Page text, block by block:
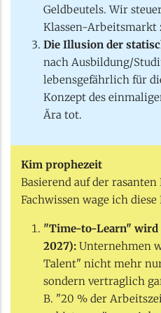
Geldbeutels. Wir
Klassen-Arbeitsmarkt
Die Illusion der
nach Ausbildung/
lebensgefährlich für
Konzept des
Ära tot.
Kim prophezeit
Basierend auf der
Fachwissen wage ich diese
"Time-to-Learn" wird
2027): Unternehmen
Talent" nicht mehr
sondern vertraglich
B. "20 % der